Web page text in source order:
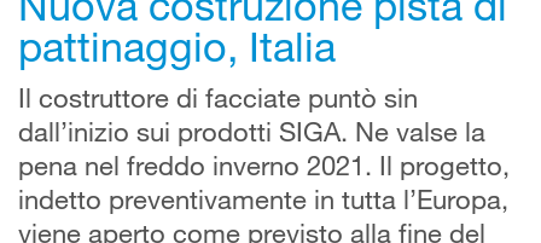
pattinaggio, Italia
Il costruttore di facciate puntò sin
dall’inizio sui prodotti SIGA. Ne valse la
pena nel freddo inverno 2021. Il progetto,
indetto preventivamente in tutta l’Europa,
viene aperto come previsto alla fine del